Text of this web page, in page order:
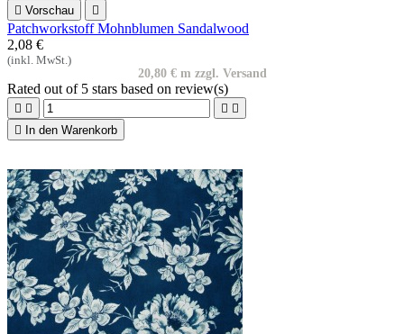
 Vorschau 
Patchworkstoff Mohnblumen Sandalwood
2,08 €
(inkl. MwSt.)
20,80 € m zzgl. Versand
Rated out of 5 stars based on review(s)
   

In den Warenkorb